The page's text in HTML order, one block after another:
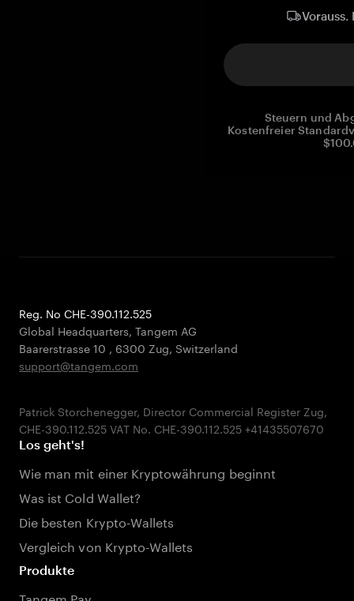
Steuern und
Kostenfreier
Reg. No CHE-390.112.525
Global Headquarters, Tangem AG
Baarerstrasse 10 , 6300 Zug, Switzerland
support@tangem.com
Patrick Storchenegger, Director Commercial Register Zug,
Los geht's!
Wie man mit einer Kryptowährung beginnt
Was ist Cold Wallet?
Die besten Krypto-Wallets
Vergleich von Krypto-Wallets
Produkte